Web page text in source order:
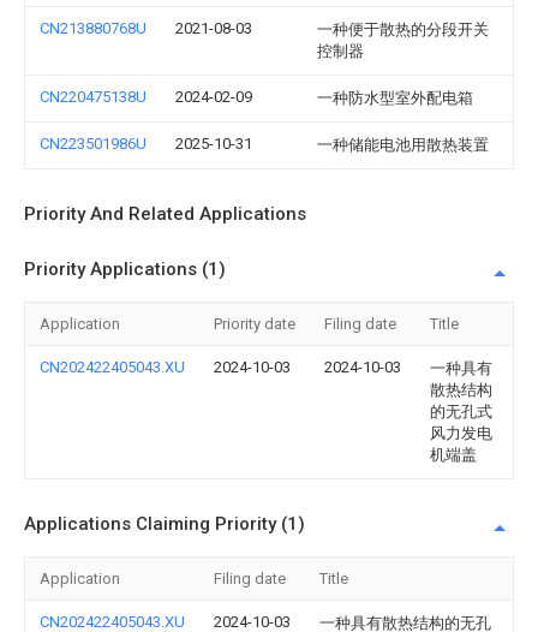
CN213880768U 2021-08-03
一种便于散热的分段开关
控制器
CN220475138U 2024-02-09 一种防水型室外配电箱
CN223501986U 2025-10-31 一种储能电池用散热装置
Priority And Related Applications
Priority Applications (1)
Application Priority date Filing date Title
CN202422405043.XU 2024-10-03 2024-10-03
一种具有
散热结构
的无孔式
风力发电
机端盖
Applications Claiming Priority (1)
Application Filing date Title
CN202422405043.XU 2024-10-03 一种具有散热结构的无孔